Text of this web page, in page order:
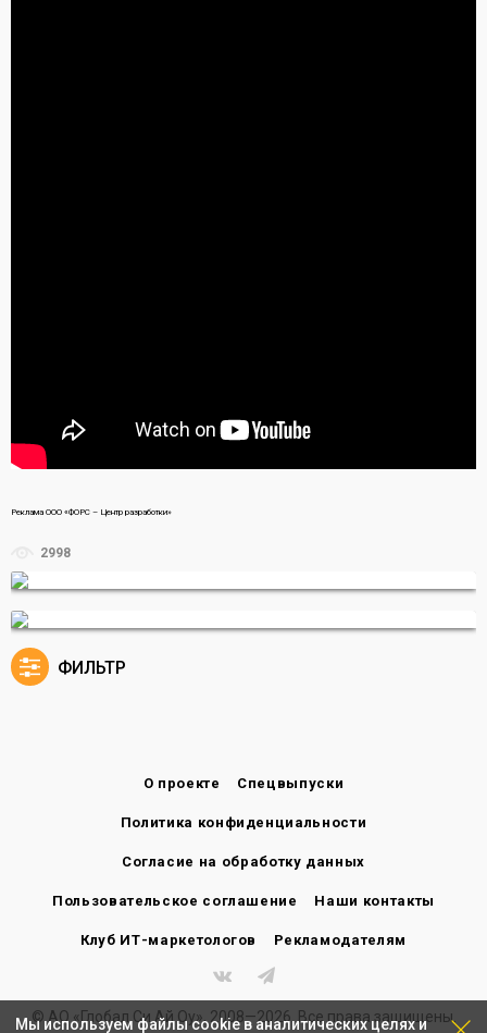
Реклама ООО «ФОРС – Центр разработки»
2998
ФИЛЬТР
О проекте Спецвыпуски
Политика конфиденциальности
Согласие на обработку данных
Пользовательское соглашение Наши контакты
Клуб ИТ-маркетологов Рекламодателям
© АО «Глобал Си Ай Оу», 2008—2026. Все права защищены.
Мы используем файлы cookie в аналитических целях и